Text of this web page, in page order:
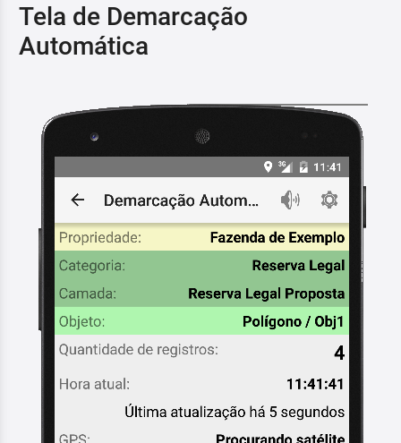
Tela de Demarcação
Automática